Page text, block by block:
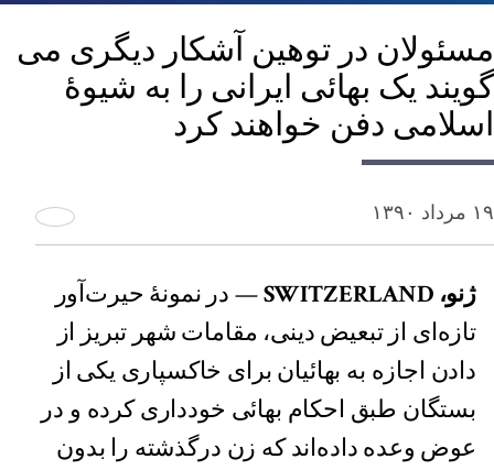
مسئولان در توهین آشکار دیگری می
گویند یک بهائی ایرانی را به شیوۀ
اسلامی دفن خواهند کرد
۱۹ مرداد ۱۳۹۰
ژنو، SWITZERLAND
— در نمونۀ حيرت‌آور
تازه‌ای از تبعیض دینی، مقامات شهر تبریز از
دادن اجازه به بهائیان برای خاکسپاری یکی از
بستگان طبق احکام بهائی خودداری کرده و در
عوض وعده داده‌اند که زن درگذشته را بدون